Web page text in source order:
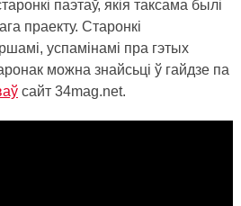
паэтаў, якія таксама былі
праекту. Старонкі
успамінамі пра гэтых
можна знайсьці ў гайдзе па
сайт 34mag.net.